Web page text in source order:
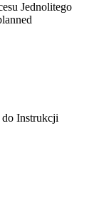
Jednolitego
do Instrukcji